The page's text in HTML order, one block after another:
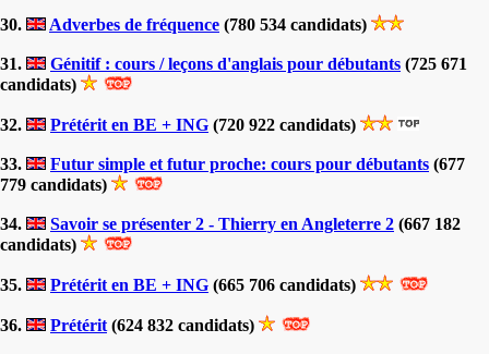
30. Adverbes de fréquence (780 534 candidats)
31. Génitif : cours / leçons d'anglais pour débutants (725 671
candidats)
32. Prétérit en BE + ING (720 922 candidats)
33. Futur simple et futur proche: cours pour débutants (677
779 candidats)
34. Savoir se présenter 2 - Thierry en Angleterre 2 (667 182
candidats)
35. Prétérit en BE + ING (665 706 candidats)
36. Prétérit (624 832 candidats)